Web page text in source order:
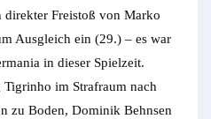
Freistoß von Marko
Ausgleich ein (29.) – es war
in dieser Spielzeit.
im Strafraum nach
zu Boden, Dominik Behnsen